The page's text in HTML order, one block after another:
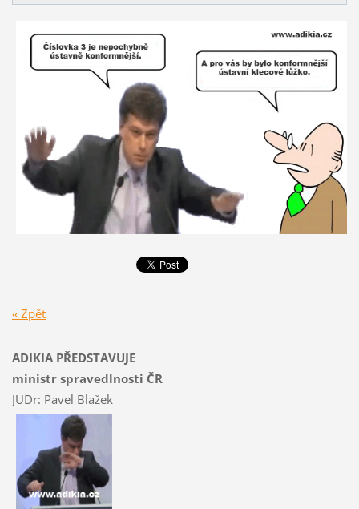
« Zpět
ADIKIA PŘEDSTAVUJE
ministr spravedlnosti ČR
JUDr: Pavel Blažek